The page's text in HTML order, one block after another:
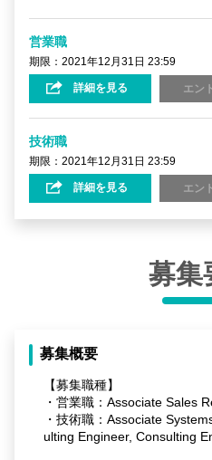
営業職
期限：2021年12月31日 23:59
詳細を見る エン
技術職
期限：2021年12月31日 23:59
詳細を見る エン
募集
募集概要
【募集職種】
・営業職：Associate Sales
・技術職：Associate
ulting Engineer, Consulting